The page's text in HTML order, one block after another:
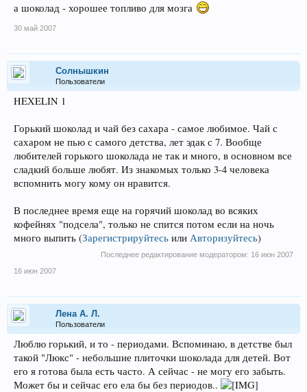
а шоколад - хорошее топливо для мозга
30 май 2007
Солнышкин
Пользователи
HEXELIN 1
Горький шоколад и чай без сахара - самое любимое. Чай с
сахаром не пью с самого детства, лет эдак с 7. Вообще
любителей горького шоколада не так и много, в основном все
сладкий больше любят. Из знакомых только 3-4 человека
вспомнить могу кому он нравится.
В последнее время еще на горячий шоколад во всяких
кофейнях "подсела", только не спится потом если на ночь
много выпить (Зарегистрируйтесь или Авторизуйтесь)
Последнее редактирование модератором: 16 июн 2007
16 июн 2007
Лена А. Л.
Пользователи
Люблю горький, и то - периодами. Вспоминаю, в детстве был
такой "Люкс" - небольшие плиточки шоколада для детей. Вот
его я готова была есть часто. А сейчас - не могу его забыть.
Может бы и сейчас его ела бы без периодов..